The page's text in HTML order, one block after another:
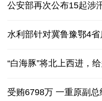
公安部再次公布15起涉
水利部针对冀鲁豫鄂4
“白海豚”将北上西进，
受贿6798万 一重原副